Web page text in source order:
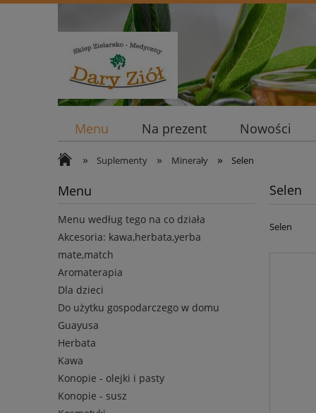
Menu Na prezent Nowości
» Suplementy » Minerały » Selen
Menu
Menu według tego na co działa
Akcesoria: kawa,herbata,yerba
mate,match
Aromaterapia
Dla dzieci
Do użytku gospodarczego w domu
Guayusa
Herbata
Kawa
Konopie - olejki i pasty
Konopie - susz
Selen
Selen